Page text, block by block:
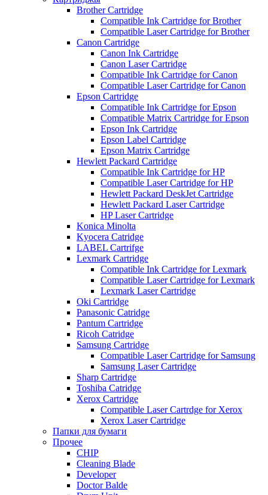
Brother Cartridge
Compatible Ink Cartridge for Brother
Compatible Laser Cartridge for Brother
Canon Cartridge
Canon Ink Cartridge
Canon Laser Cartridge
Compatible Ink Cartridge for Canon
Compatible Laser Cartridge for Canon
Epson Cartridge
Compatible Ink Cartridge for Epson
Compatible Matrix Cartridge for Epson
Epson Ink Cartridge
Epson Label Cartridge
Epson Matrix Cartridge
Hewlett Packard Cartridge
Compatible Ink Cartridge for HP
Compatible Laser Cartridge for HP
Hewlett Packard DeskJet Cartridge
Hewlett Packard Laser Cartridge
HP Laser Cartridge
Konica Minolta
Kyocera Catridge
LABEL Cartrifge
Lexmark Cartridge
Compatible Ink Cartridge for Lexmark
Compatible Laser Cartridge for Lexmark
Lexmark Laser Cartridge
Oki Cartridge
Panasonic Catridge
Pantum Cartridge
Ricoh Catridge
Samsung Cartridge
Compatible Laser Cartridge for Samsung
Samsung Laser Cartridge
Sharp Cartridge
Toshiba Catridge
Xerox Cartridge
Compatible Laser Cartrdge for Xerox
Xerox Laser Cartridge
Папки для бумаги
Прочее
CHIP
Cleaning Blade
Developer
Doctor Balde